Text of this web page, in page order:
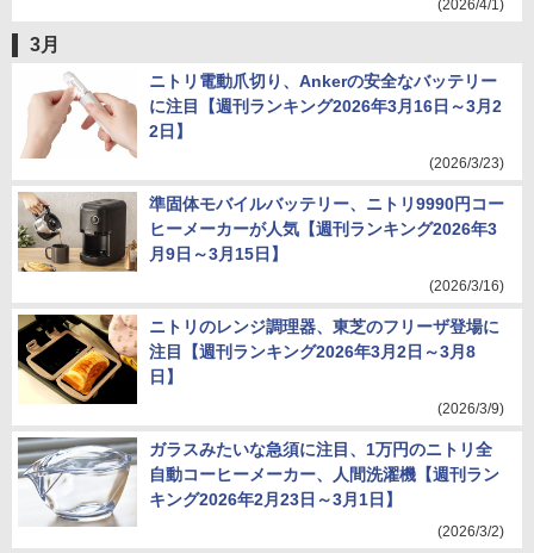
(2026/4/1)
3月
ニトリ電動爪切り、Ankerの安全なバッテリー
に注目【週刊ランキング2026年3月16日～3月2
2日】
(2026/3/23)
準固体モバイルバッテリー、ニトリ9990円コー
ヒーメーカーが人気【週刊ランキング2026年3
月9日～3月15日】
(2026/3/16)
ニトリのレンジ調理器、東芝のフリーザ登場に
注目【週刊ランキング2026年3月2日～3月8
日】
(2026/3/9)
ガラスみたいな急須に注目、1万円のニトリ全
自動コーヒーメーカー、人間洗濯機【週刊ラン
キング2026年2月23日～3月1日】
(2026/3/2)